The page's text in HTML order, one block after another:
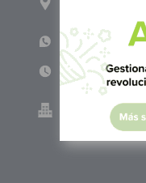
Alcaldía
WhatsApp:
Lun - Vie
Green Know